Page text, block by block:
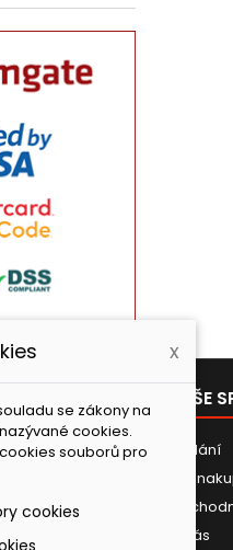
NAŠE
Dodání
Jak
O nás
x
se zákony na
cookies.
souborů pro
cookies